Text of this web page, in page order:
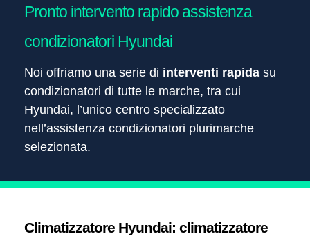
Pronto intervento rapido assistenza
condizionatori Hyundai
Noi offriamo una serie di interventi rapida su
condizionatori di tutte le marche, tra cui
Hyundai, l’unico centro specializzato
nell’assistenza condizionatori plurimarche
selezionata.
Climatizzatore Hyundai: climatizzatore